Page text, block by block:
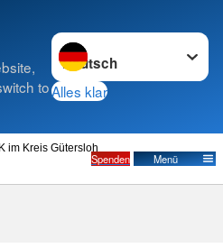
to
Sprache wechseln zu
Alles klar
im Kreis Gütersloh
Spenden Menü